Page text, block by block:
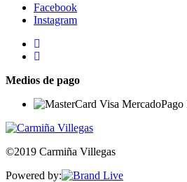
Facebook
Instagram
Medios de pago
©2019 Carmiña Villegas
Powered by: